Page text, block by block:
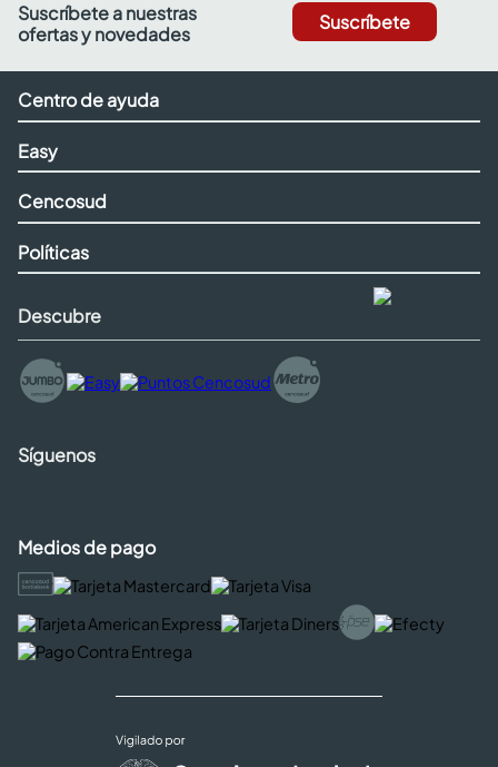
Suscríbete a nuestras
ofertas y novedades
Suscríbete
Centro de ayuda
Easy
Cencosud
Políticas
Descubre
Síguenos
Medios de pago